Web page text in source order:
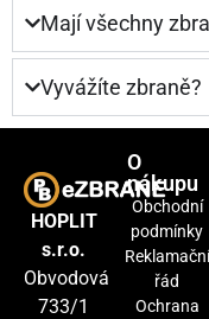
Mají všechny
Vyvážíte zbraně?
HOPLIT
s.r.o.
Obvodová
733/1
O
nákupu
Obchodní
podmínky
Reklamační
řád
Ochrana